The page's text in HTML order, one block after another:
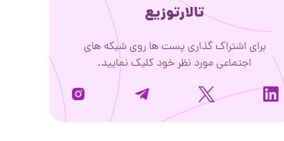
تالارتوزیع
برای اشتراک گذاری پست ها روی شبکه های
اجتماعی مورد نظر خود کلیک نمایید.